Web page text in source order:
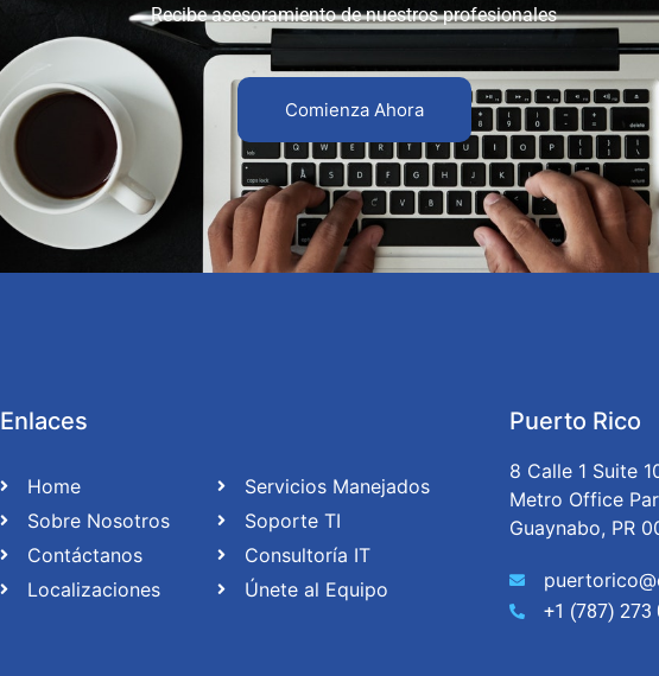
Recibe asesoramiento de nuestros profesionales
Comienza Ahora
Enlaces
Home
Sobre Nosotros
Contáctanos
Localizaciones
Servicios Manejados
Soporte TI
Consultoría IT
Únete al Equipo
Puerto Rico
8 Calle 1 Suite
Metro Office
Guaynabo, PR
+1 (787) 273